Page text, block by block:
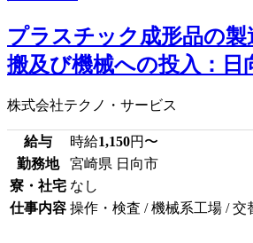
プラスチック成形品の製
搬及び機械への投入：日
株式会社テクノ・サービス
給与 時給1,150円〜
勤務地
宮崎県 日向市
寮・社宅 なし
仕事内容 操作・検査 / 機械系工場 / 交